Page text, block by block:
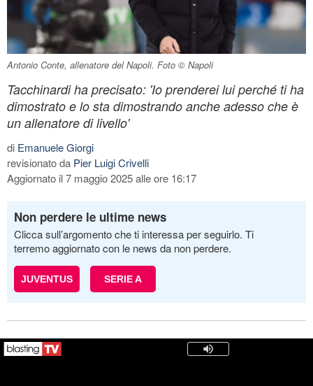
Antonio Conte, allenatore del Napoli. Foto © Napoli
Tacchinardi ha precisato: 'Io prenderei lui perché ti ha
dimostrato e lo sta dimostrando anche adesso che è
un allenatore di livello'
di Emanuele Giorgi
revisionato da Pier Luigi Crivelli
Aggiornato il 7 maggio 2025 alle ore 16:17
Non perdere le ultime news
Clicca sull’argomento che ti interessa per seguirlo. Ti
terremo aggiornato con le news da non perdere.
JUVENTUS SERIE A